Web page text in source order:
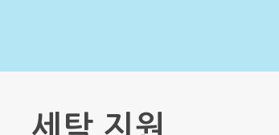
세탁 지원